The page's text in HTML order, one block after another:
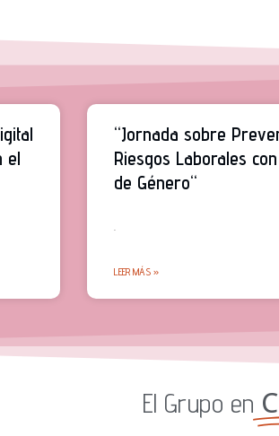
el
“Jornada sobre
Riesgos Laborales
de Género“
LEER MÁS »
El Grupo en